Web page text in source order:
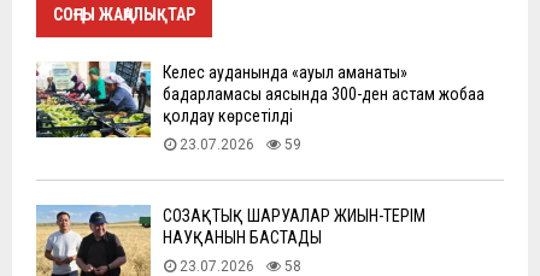
СОҢҒЫ ЖАҢАЛЫҚТАР
Келес ауданында «ауыл аманаты»
бағдарламасы аясында 300-ден астам жобаға
қолдау көрсетілді
23.07.2026 59
СОЗАҚТЫҚ ШАРУАЛАР ЖИЫН-ТЕРІМ
НАУҚАНЫН БАСТАДЫ
23.07.2026 58